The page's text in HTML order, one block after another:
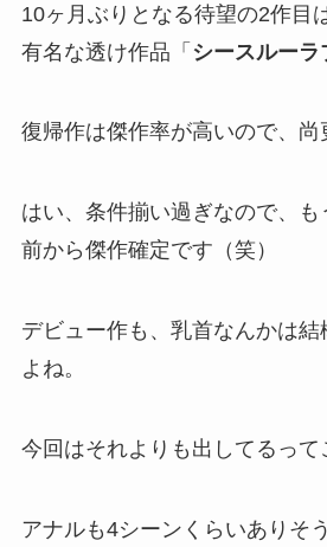
10ヶ月ぶりとなる待望の2作目
有名な透け作品「 シースルーラ
復帰作は傑作率が高いので、尚
はい、条件揃い過ぎなので、も
前から傑作確定です（笑）
デビュー作も、乳首なんかは
よね。
今回はそれよりも出してるって
アナルも4シーンくらいありそ